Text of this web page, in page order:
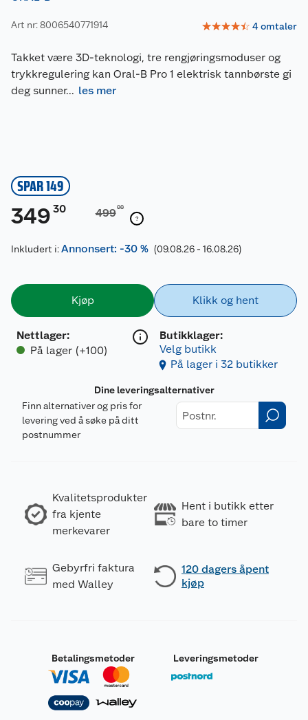
Art nr: 8006540771914 ☆☆☆☆☆ 4omtaler
Takket være 3D-teknologi, tre rengjøringsmoduser og
trykkregulering kan Oral-B Pro 1 elektrisk tannbørste gi
deg sunner... les mer
SPAR 149
349 30 49900
Inkludert i:Annonsert: -30 % (09.08.26 - 16.08.26)
Kjøp
Nettlager:
På lager (+100)
Klikk og hent
Butikklager:
Velg butikk
På lager i 32 butikker
Dine leveringsalternativer
Finn alternativer og pris for
levering ved å søke på ditt
postnummer
Kvalitetsprodukter
fra kjente
merkevarer
Hent i butikk etter
bare to timer
Gebyrfri faktura
med Walley
120 dagers åpent
kjøp
Betalingsmetoder Leveringsmetoder